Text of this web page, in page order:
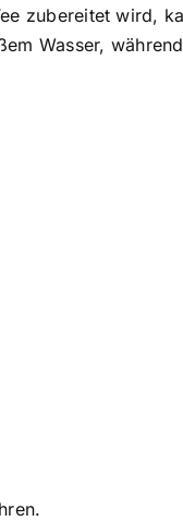
zubereitet wird,
Wasser,